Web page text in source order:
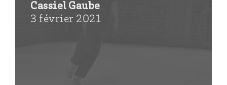
Cassiel Gaube
3 février 2021